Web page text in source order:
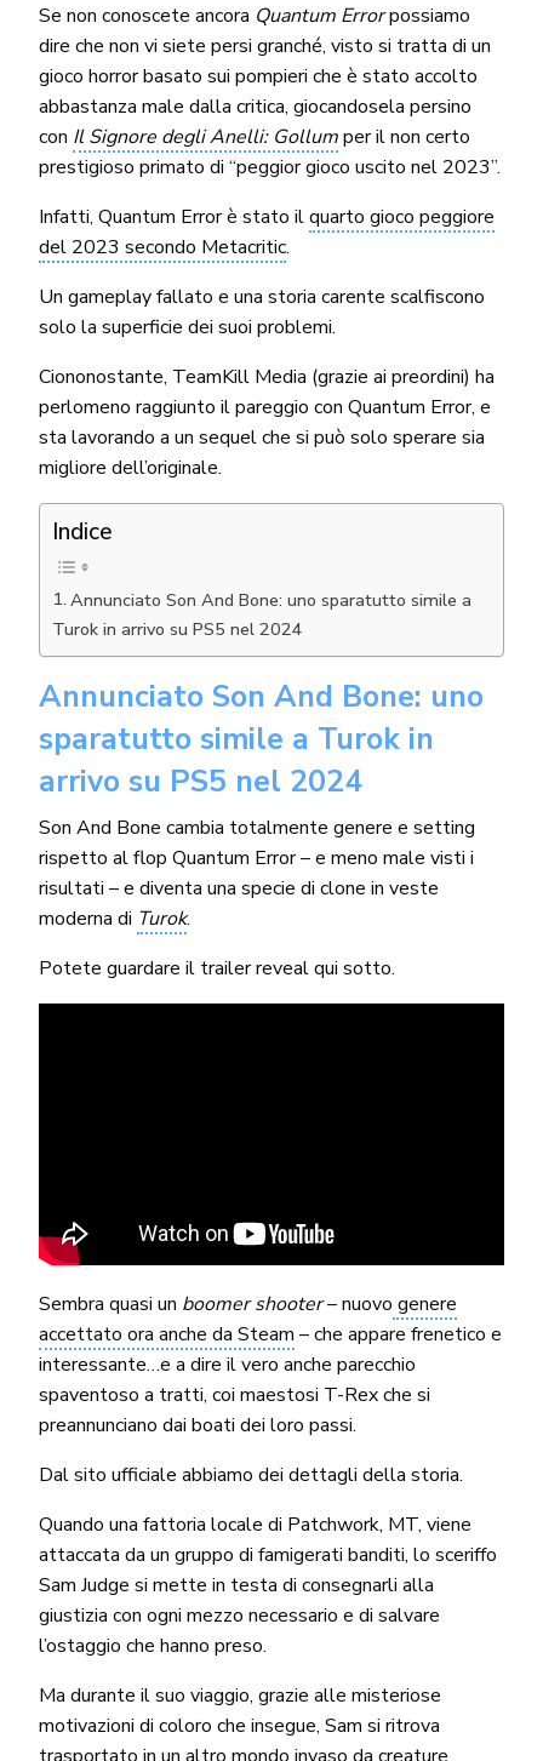
Se non conoscete ancora Quantum Errorpossiamo
dire che non vi siete persi granché, visto si tratta di un
gioco horror basato sui pompieri che è stato accolto
abbastanza male dalla critica, giocandosela persino
con Il Signore degli Anelli: Gollumper il non certo
prestigioso primato di “peggior gioco uscito nel 2023”.
Infatti, Quantum Error è stato ilquarto gioco peggiore
del 2023 secondo Metacritic.
Un gameplay fallato e una storia carente scalfiscono
solo la superficie dei suoi problemi.
Ciononostante, TeamKill Media (grazie ai preordini) ha
perlomeno raggiunto il pareggio con Quantum Error, e
sta lavorando a un sequel che si può solo sperare sia
migliore dell’originale.
Indice
Annunciato Son And Bone: uno sparatutto simile a
Turok in arrivo su PS5 nel 2024
Annunciato Son And Bone: uno
sparatutto simile a Turok in
arrivo su PS5 nel 2024
Son And Bone cambia totalmente genere e setting
rispetto al flop Quantum Error – e meno male visti i
risultati – e diventa una specie di clone in veste
moderna di Turok.
Potete guardare il trailer reveal qui sotto.
Sembra quasi un boomer shooter– nuovo genere
accettato ora anche da Steam – che appare frenetico e
interessante…e a dire il vero anche parecchio
spaventoso a tratti, coi maestosi T-Rex che si
preannunciano dai boati dei loro passi.
Dal sito ufficiale abbiamo dei dettagli della storia.
Quando una fattoria locale di Patchwork, MT, viene
attaccata da un gruppo di famigerati banditi, lo sceriffo
Sam Judge si mette in testa di consegnarli alla
giustizia con ogni mezzo necessario e di salvare
l’ostaggio che hanno preso.
Ma durante il suo viaggio, grazie alle misteriose
motivazioni di coloro che insegue, Sam si ritrova
trasportato in un altro mondo invaso da creature